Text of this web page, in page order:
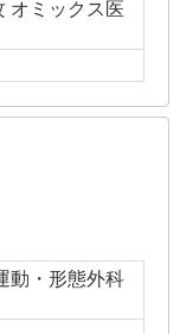
オミックス医
動・形態外科